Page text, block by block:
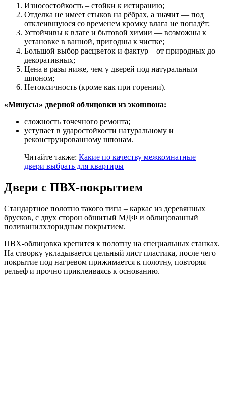
Износостойкость – стойки к истиранию;
Отделка не имеет стыков на рёбрах, а значит — под
отклеившуюся со временем кромку влага не попадёт;
Устойчивы к влаге и бытовой химии — возможны к
установке в ванной, пригодны к чистке;
Большой выбор расцветок и фактур – от природных до
декоративных;
Цена в разы ниже, чем у дверей под натуральным
шпоном;
Нетоксичность (кроме как при горении).
«Минусы» дверной облицовки из экошпона:
сложность точечного ремонта;
уступает в ударостойкости натуральному и
реконструированному шпонам.
Читайте также: Какие по качеству межкомнатные
двери выбрать для квартиры
Двери с ПВХ-покрытием
Стандартное полотно такого типа – каркас из деревянных
брусков, с двух сторон обшитый МДФ и облицованный
поливинилхлоридным покрытием.
ПВХ-облицовка крепится к полотну на специальных станках.
На створку укладывается цельный лист пластика, после чего
покрытие под нагревом прижимается к полотну, повторяя
рельеф и прочно приклеиваясь к основанию.